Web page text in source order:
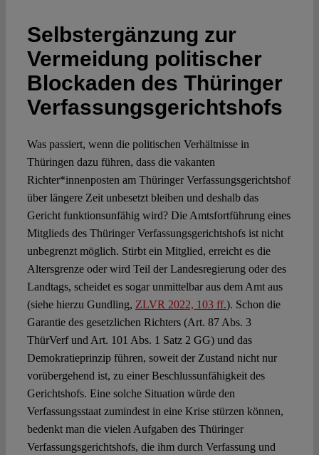
Authors
Spotlight
Selbstergänzung zur
Vermeidung politischer
Blockaden des Thüringer
Verfassungsgerichtshofs
Was passiert, wenn die politischen Verhältnisse in
Thüringen dazu führen, dass die vakanten
Richter*innenposten am Thüringer Verfassungsgerichtshof
über längere Zeit unbesetzt bleiben und deshalb das
Gericht funktionsunfähig wird? Die Amtsfortführung eines
Mitglieds des Thüringer Verfassungsgerichtshofs ist nicht
unbegrenzt möglich. Stirbt ein Mitglied, erreicht es die
Altersgrenze oder wird Teil der Landesregierung oder des
Landtags, scheidet es sogar unmittelbar aus dem Amt aus
(siehe hierzu Gundling, ZLVR 2022, 103 ff.). Schon die
Garantie des gesetzlichen Richters (Art. 87 Abs. 3
ThürVerf und Art. 101 Abs. 1 Satz 2 GG) und das
Demokratieprinzip führen, soweit der Zustand nicht nur
vorübergehend ist, zu einer Beschlussunfähigkeit des
Gerichtshofs. Eine solche Situation würde den
Verfassungsstaat zumindest in eine Krise stürzen können,
bedenkt man die vielen Aufgaben des Thüringer
Verfassungsgerichtshofs, die ihm durch Verfassung und